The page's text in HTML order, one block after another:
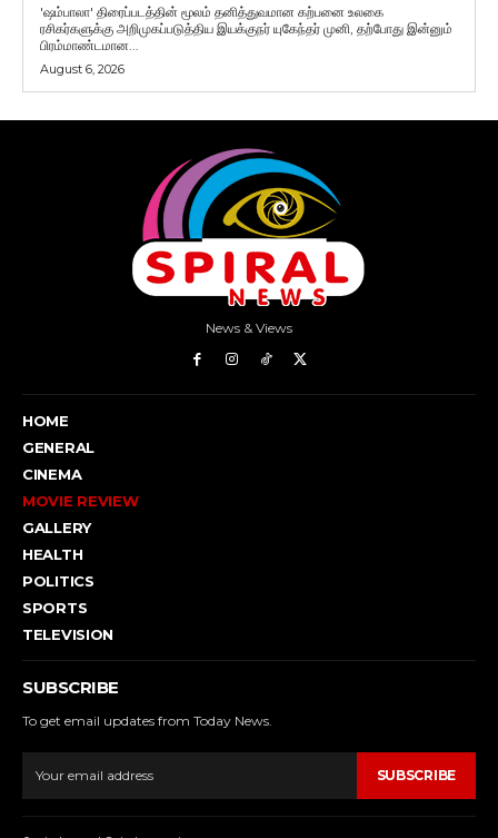
'ஷம்பாலா' திரைப்படத்தின் மூலம் தனித்துவமான கற்பனை உலகை
ரசிகர்களுக்கு அறிமுகப்படுத்திய இயக்குநர் யுகேந்தர் முனி, தற்போது இன்னும்
பிரம்மாண்டமான...
August 6, 2026
News & Views
HOME
GENERAL
CINEMA
MOVIE REVIEW
GALLERY
HEALTH
POLITICS
SPORTS
TELEVISION
SUBSCRIBE
To get email updates from Today News.
SUBSCRIBE